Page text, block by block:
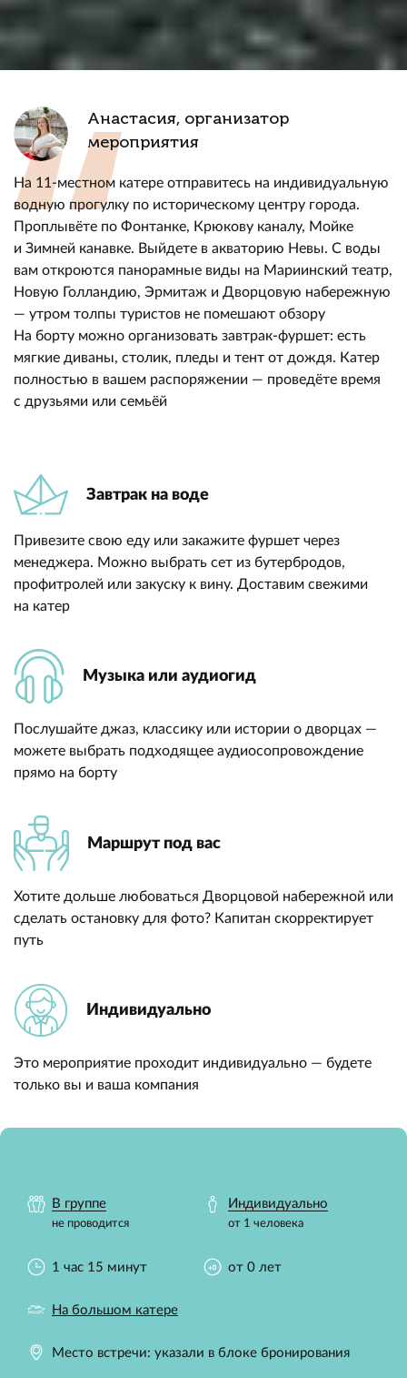
Анастасия, организатор
мероприятия
На 11-местном катере отправитесь на индивидуальную
водную прогулку по историческому центру города.
Проплывёте по Фонтанке, Крюкову каналу, Мойке
и Зимней канавке. Выйдете в акваторию Невы. С воды
вам откроются панорамные виды на Мариинский театр,
Новую Голландию, Эрмитаж и Дворцовую набережную
— утром толпы туристов не помешают обзору
На борту можно организовать завтрак-фуршет: есть
мягкие диваны, столик, пледы и тент от дождя. Катер
полностью в вашем распоряжении — проведёте время
с друзьями или семьёй
Завтрак на воде
Привезите свою еду или закажите фуршет через
менеджера. Можно выбрать сет из бутербродов,
профитролей или закуску к вину. Доставим свежими
на катер
Музыка или аудиогид
Послушайте джаз, классику или истории о дворцах —
можете выбрать подходящее аудиосопровождение
прямо на борту
Маршрут под вас
Хотите дольше любоваться Дворцовой набережной или
сделать остановку для фото? Капитан скорректирует
путь
Индивидуально
Это мероприятие проходит индивидуально — будете
только вы и ваша компания
В группе
не проводится
Индивидуально
от 1 человека
1 час 15 минут от 0 лет
На большом катере
Место встречи: указали в блоке бронирования